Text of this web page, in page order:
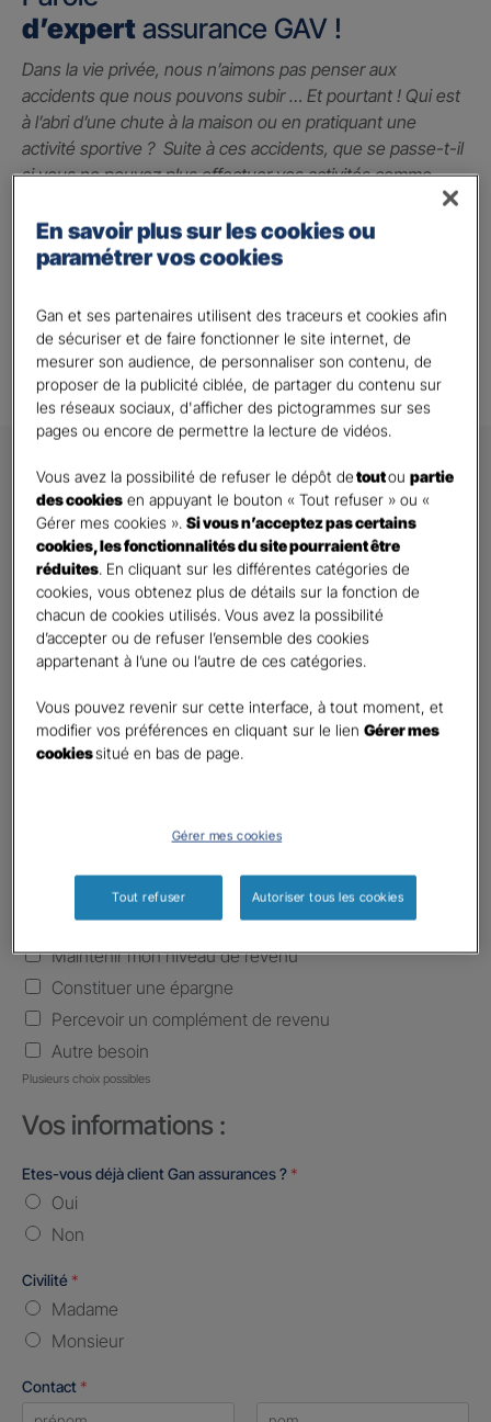
d’expert assurance GAV !
Dans la vie privée, nous n’aimons pas penser aux
accidents que nous pouvons subir … Et pourtant ! Qui est
à l’abri d’une chute à la maison ou en pratiquant une
activité sportive ? Suite à ces accidents, que se passe-t-il
si vous ne pouvez plus effectuer vos activités comme
contrat qui peut vous indemniser à hauteur du préjudice
subi grâce à un capital qui vous permet de faire face
Alison A.
DEMANDE DE DEVIS
Prenez 2 minutes pour remplir ce rapide questionnaire afin
que l’agence sélectionnée vous recontacte rapidement
pour finaliser l’étude précise de votre besoin
GAN ASSURANCES PETIT QUEVILLY
Information sur votre besoin :
Qui souhaitez-vous protéger ?*
Autre
Quels sont vos besoins ?*
Maintenir mon niveau de revenu
Constituer une épargne
Percevoir un complément de revenu
Autre besoin
Plusieurs choix possibles
Vos informations :
Etes-vous déjà client Gan assurances ? *
Oui
Non
Civilité *
Madame
Monsieur
Contact *
En savoir plus sur les cookies ou
paramétrer vos cookies
Gan et ses partenaires utilisent des traceurs et cookies afin
de sécuriser et de faire fonctionner le site internet, de
mesurer son audience, de personnaliser son contenu, de
proposer de la publicité ciblée, de partager du contenu sur
les réseaux sociaux, d'afficher des pictogrammes sur ses
pages ou encore de permettre la lecture de vidéos.
Vous avez la possibilité de refuser le dépôt detoutoupartie
des cookies en appuyant le bouton « Tout refuser » ou «
Gérer mes cookies ».Si vous n’acceptez pas certains
cookies, les fonctionnalités du site pourraient être
réduites. En cliquant sur les différentes catégories de
cookies, vous obtenez plus de détails sur la fonction de
chacun de cookies utilisés. Vous avez la possibilité
d’accepter ou de refuser l’ensemble des cookies
appartenant à l’une ou l’autre de ces catégories.
Vous pouvez revenir sur cette interface, à tout moment, et
modifier vos préférences en cliquant sur le lienGérer mes
cookiessitué en bas de page.
Gérer mes cookies
Tout refuser Autoriser tous les cookies